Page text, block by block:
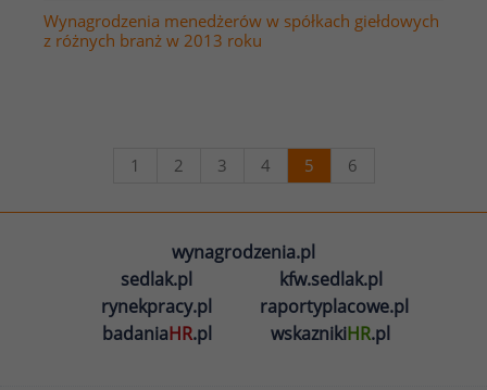
Wynagrodzenia menedżerów w spółkach giełdowych
z różnych branż w 2013 roku
1 2 3 4 5 6
wynagrodzenia.pl
sedlak.pl
kfw.sedlak.pl
rynekpracy.pl
raportyplacowe.pl
badaniaHR.pl wskaznikiHR.pl